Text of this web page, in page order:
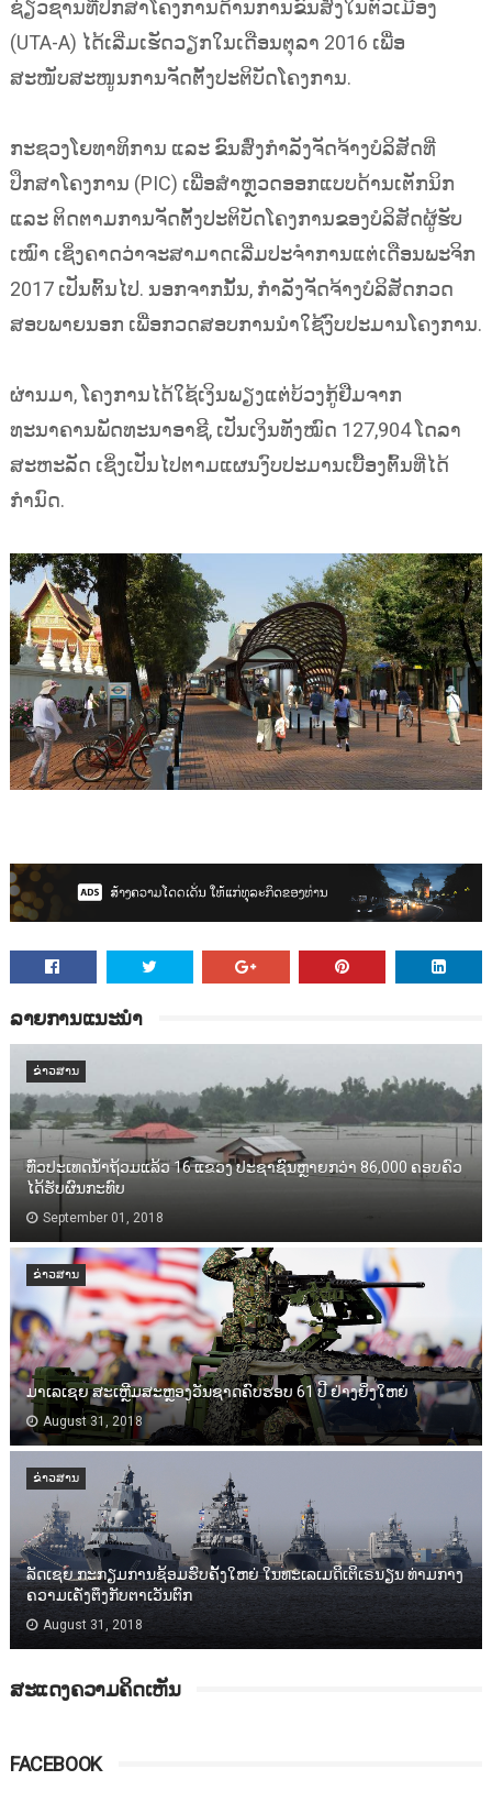
ຊ່ຽວຊານທີ່ປຶກສາໂຄງການດ້ານການຂົນສົ່ງໃນຕົວເມືອງ
(UTA-A) ໄດ້ເລີ່ມເຮັດວຽກໃນເດືອນຕຸລາ 2016 ເພື່ອ
ສະໜັບສະໜູນການຈັດຕັ້ງປະຕິບັດໂຄງການ.
ກະຊວງໂຍທາທິການ ແລະ ຂົນສົ່ງກຳລັງຈັດຈ້າງບໍລິສັດທີ່
ປຶກສາໂຄງການ (​PIC) ເພື່ອສຳຫຼວດອອກແບບດ້ານເຕັກນິກ
ແລະ ຕິດຕາມການຈັດຕັ້ງປະຕິບັດໂຄງການຂອງບໍລິສັດຜູ້ຮັບ
ເໝົາ ເຊິ່ງຄາດວ່າຈະສາມາດເລີ່ມປະຈຳການແຕ່ເດືອນພະຈິກ
2017 ເປັນຕົ້ນໄປ. ນອກຈາກນັ້ນ, ກຳລັງຈັດຈ້າງບໍລິສັດກວດ
ສອບພາຍນອກ ເພື່ອກວດສອບການນຳໃຊ້ງົບປະມານໂຄງການ.
ຜ່ານມາ, ໂຄງການໄດ້ໃຊ້ເງິນພຽງແຕ່ບ້ວງກູ້ຢືມຈາກ
ທະນາຄານພັດທະນາອາຊີ, ເປັນເງິນທັງໝົດ 127,904 ໂດລາ
ສະຫະລັດ ເຊິ່ງເປັນໄປຕາມແຜນງົບປະມານເບື້ອງຕົ້ນທີ່ໄດ້
ກຳນົດ.
ລາຍການແນະນຳ
ຂ່າວສານ
ທົ່ວປະເທດນ້ຳຖ້ວມແລ້ວ 16 ແຂວງ ປະຊາຊົນຫຼາຍກວ່າ 86,000​ ຄອບຄົວ
ໄດ້ຮັບຜົນກະທົບ
September 01, 2018
ຂ່າວສານ
ມາເລເຊຍ ສະເຫຼີມສະຫຼອງວັນຊາດຄົບຮອບ 61 ປີ ຢ່າງຍິ່ງໃຫຍ່
August 31, 2018
ຂ່າວສານ
ລັດເຊຍ ກະກຽມການຊ້ອມຮົບຄັ້ງໃຫຍ່ ໃນທະເລເມດິເຕິເຣນຽນ ທ່າມກາງ
ຄວາມເຄັ່ງຕຶງກັບຕາເວັນຕົກ
August 31, 2018
ສະແດງຄວາມຄິດເຫັນ
FACEBOOK